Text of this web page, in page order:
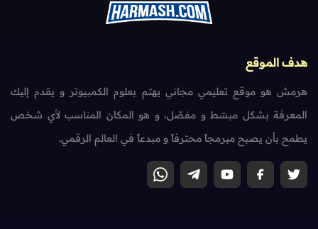
هدف الموقع
هرمش هو موقع تعليمي مجاني يهتم بعلوم الكمبيوتر و يقدم إليك
المعرفة بشكل مبسّط و مفصّل، و هو المكان المناسب لأي شخص
يطمح بأن يصبح مبرمجاً محترفاً و مبدعاً في العالم الرقمي.